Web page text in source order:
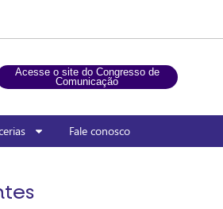
Acesse o site do Congresso de
Comunicação
Fale conosco